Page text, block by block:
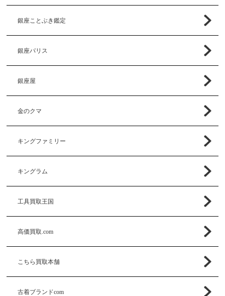
銀座ことぶき鑑定
銀座パリス
銀座屋
金のクマ
キングファミリー
キングラム
工具買取王国
高価買取.com
こちら買取本舗
古着ブランドcom